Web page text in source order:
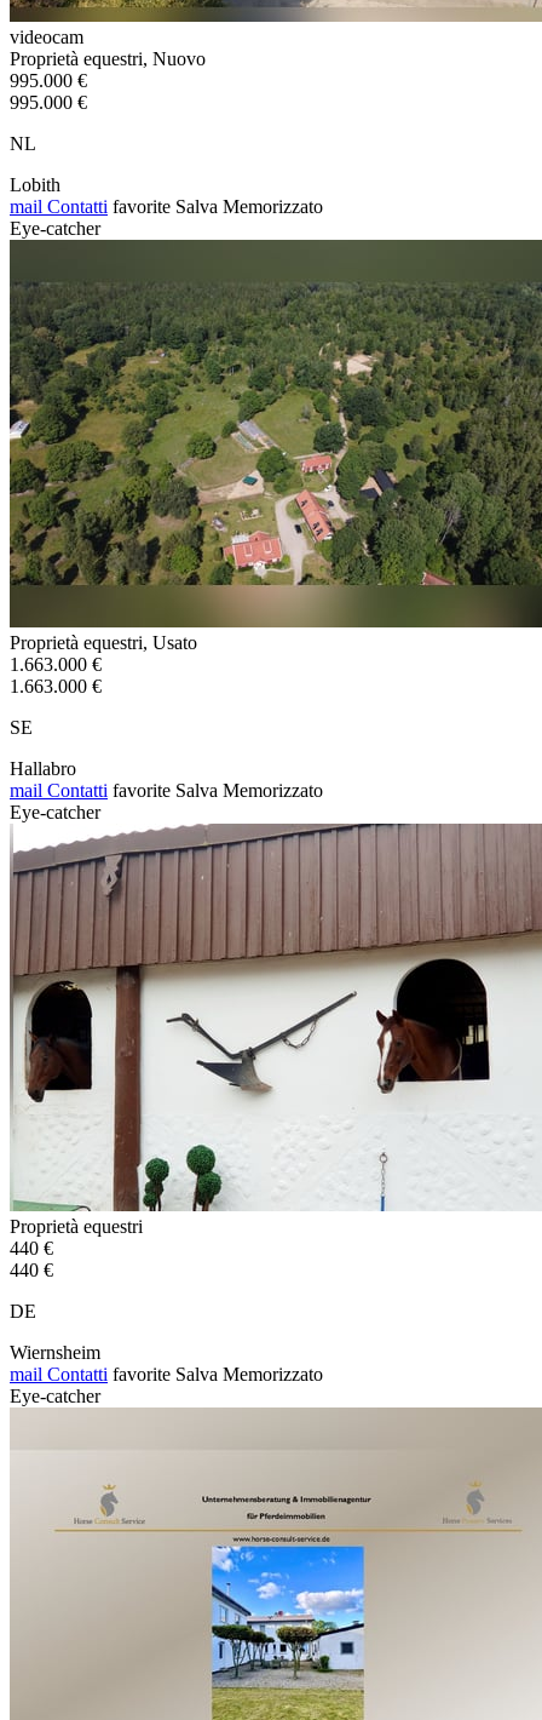
videocam
Proprietà equestri, Nuovo
995.000 €
995.000 €
NL
Lobith
mail Contatti favorite Salva Memorizzato
Eye-catcher
Proprietà equestri, Usato
1.663.000 €
1.663.000 €
SE
Hallabro
mail Contatti favorite Salva Memorizzato
Eye-catcher
Proprietà equestri
440 €
440 €
DE
Wiernsheim
mail Contatti favorite Salva Memorizzato
Eye-catcher